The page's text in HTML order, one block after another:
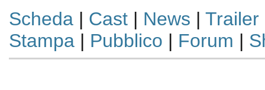
Scheda| Cast| News | Trailer
Stampa| Pubblico | Forum |